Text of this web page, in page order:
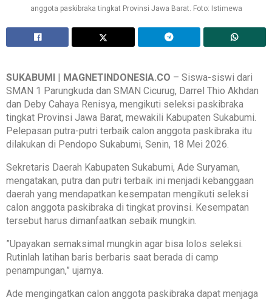
anggota paskibraka tingkat Provinsi Jawa Barat. Foto: Istimewa
SUKABUMI | MAGNETINDONESIA.CO – Siswa-siswi dari
SMAN 1 Parungkuda dan SMAN Cicurug, Darrel Thio Akhdan
dan Deby Cahaya Renisya, mengikuti seleksi paskibraka
tingkat Provinsi Jawa Barat, mewakili Kabupaten Sukabumi.
Pelepasan putra-putri terbaik calon anggota paskibraka itu
dilakukan di Pendopo Sukabumi, Senin, 18 Mei 2026‎.
Sekretaris Daerah Kabupaten Sukabumi, Ade Suryaman,
mengatakan, putra dan putri terbaik ini menjadi kebanggaan
daerah yang mendapatkan kesempatan mengikuti seleksi
calon anggota paskibraka di tingkat provinsi. Kesempatan
tersebut harus dimanfaatkan sebaik mungkin.
‎”Upayakan semaksimal mungkin agar bisa lolos seleksi.
Rutinlah latihan baris berbaris saat berada di camp
penampungan,” ujarnya.
‎Ade mengingatkan calon anggota paskibraka dapat menjaga